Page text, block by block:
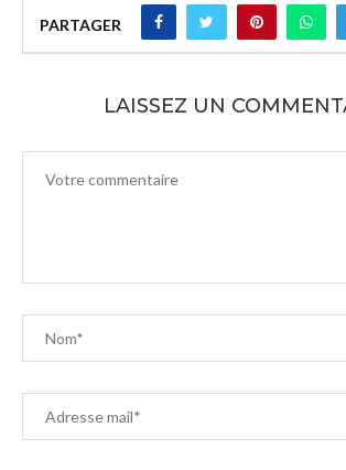
PARTAGER
LAISSEZ UN